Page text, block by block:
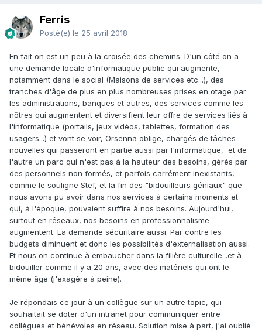
Ferris
Posté(e) le 25 avril 2018
En fait on est un peu à la croisée des chemins. D'un côté on a
une demande locale d'informatique public qui augmente,
notamment dans le social (Maisons de services etc...), des
tranches d'âge de plus en plus nombreuses prises en otage par
les administrations, banques et autres, des services comme les
nôtres qui augmentent et diversifient leur offre de services liés à
l'informatique (portails, jeux vidéos, tablettes, formation des
usagers...) et vont se voir, Orsenna oblige, chargés de tâches
nouvelles qui passeront en partie aussi par l'informatique, et de
l'autre un parc qui n'est pas à la hauteur des besoins, gérés par
des personnels non formés, et parfois carrément inexistants,
comme le souligne Stef, et la fin des "bidouilleurs géniaux" que
nous avons pu avoir dans nos services à certains moments et
qui, à l'époque, pouvaient suffire à nos besoins. Aujourd'hui,
surtout en réseaux, nos besoins en professionnalisme
augmentent. La demande sécuritaire aussi. Par contre les
budgets diminuent et donc les possibilités d'externalisation aussi.
Et nous on continue à embaucher dans la filière culturelle...et à
bidouiller comme il y a 20 ans, avec des matériels qui ont le
même âge (j'exagère à peine).
Je répondais ce jour à un collègue sur un autre topic, qui
souhaitait se doter d'un intranet pour communiquer entre
collègues et bénévoles en réseau. Solution mise à part, j'ai oublié